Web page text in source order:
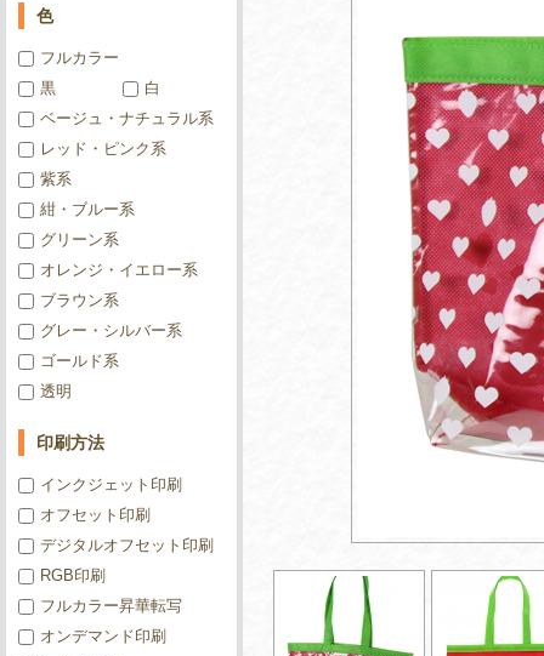
色
フルカラー
黒
白
ベージュ・ナチュラル系
レッド・ピンク系
紫系
紺・ブルー系
グリーン系
オレンジ・イエロー系
ブラウン系
グレー・シルバー系
ゴールド系
透明
印刷方法
インクジェット印刷
オフセット印刷
デジタルオフセット印刷
RGB印刷
フルカラー昇華転写
オンデマンド印刷